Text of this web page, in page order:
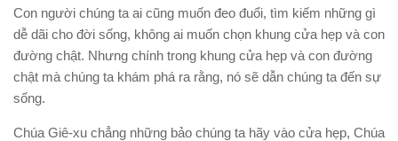
Con người chúng ta ai cũng muốn đeo đuổi, tìm kiếm những gì
dễ dãi cho đời sống, không ai muốn chọn khung cửa hẹp và con
đường chật. Nhưng chính trong khung cửa hẹp và con đường
chật mà chúng ta khám phá ra rằng, nó sẽ dẫn chúng ta đến sự
sống.
Chúa Giê-xu chẳng những bảo chúng ta hãy vào cửa hẹp, Chúa